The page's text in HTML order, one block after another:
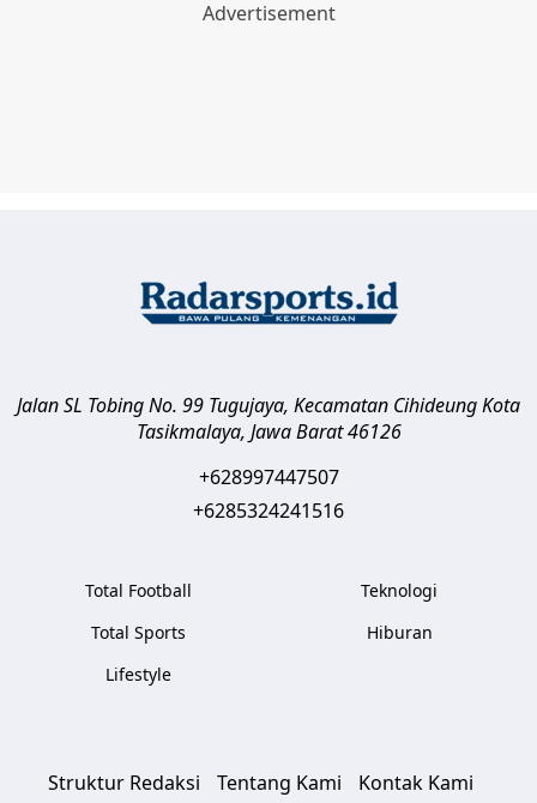
Jalan SL Tobing No. 99 Tugujaya, Kecamatan CihideungKota
Tasikmalaya, Jawa Barat 46126
+628997447507
+6285324241516
Total Football
Total Sports
Lifestyle
Teknologi
Hiburan
Struktur Redaksi Tentang Kami Kontak Kami